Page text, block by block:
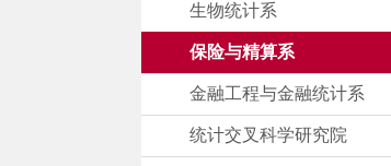
生物统计系
保险与精算系
金融工程与金融统计系
统计交叉科学研究院